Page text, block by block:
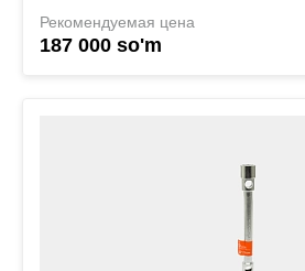
Рекомендуемая цена
187 000 so'm